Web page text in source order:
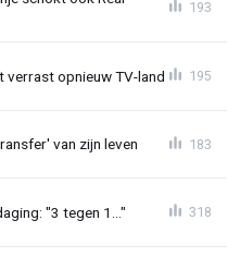
193
verrast opnieuw TV-land 195
van zijn leven 183
"3 tegen 1..." 318